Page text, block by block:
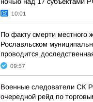
10:01
По факту смерти местного
Рославльском
проводится
09:57
Военные следователи СК
очередной рейд по